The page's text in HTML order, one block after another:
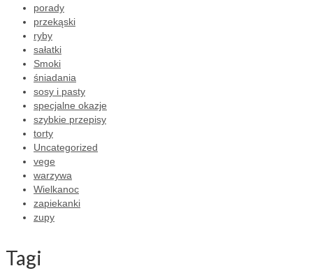
porady
przekąski
ryby
sałatki
Smoki
śniadania
sosy i pasty
specjalne okazje
szybkie przepisy
torty
Uncategorized
vege
warzywa
Wielkanoc
zapiekanki
zupy
Tagi